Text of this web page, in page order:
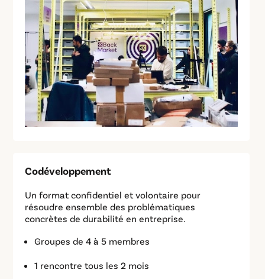
Codéveloppement
Un format confidentiel et volontaire pour
résoudre ensemble des problématiques
concrètes de durabilité en entreprise.
Groupes de 4 à 5 membres
1 rencontre tous les 2 mois